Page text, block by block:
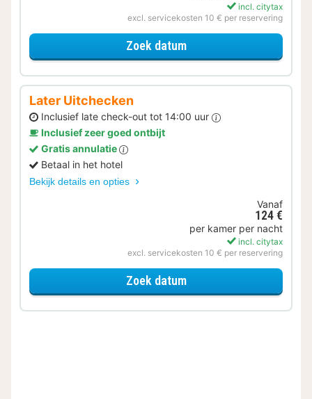
incl. citytax
excl. servicekosten 10 € per reservering
Zoek datumvoor Met parkeerplek
Later Uitchecken
Inclusief late check-out tot 14:00 uur
Inclusief zeer goed ontbijt
Gratis annulatie
Betaal in het hotel
Bekijk details en opties
Vanaf
124 €
per kamer per nacht
incl. citytax
excl. servicekosten 10 € per reservering
Zoek datumvoor Later Uitchecken